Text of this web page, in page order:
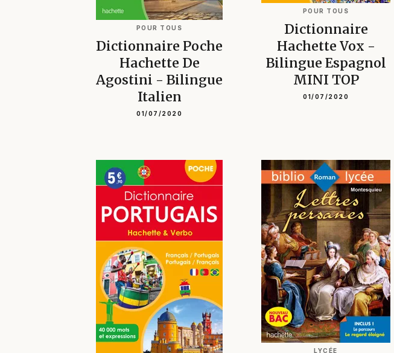
POUR TOUS
Dictionnaire Poche
Hachette De
Agostini - Bilingue
Italien
01/07/2020
POUR TOUS
Dictionnaire
Hachette Vox -
Bilingue Espagnol
MINI TOP
01/07/2020
LYCÉE